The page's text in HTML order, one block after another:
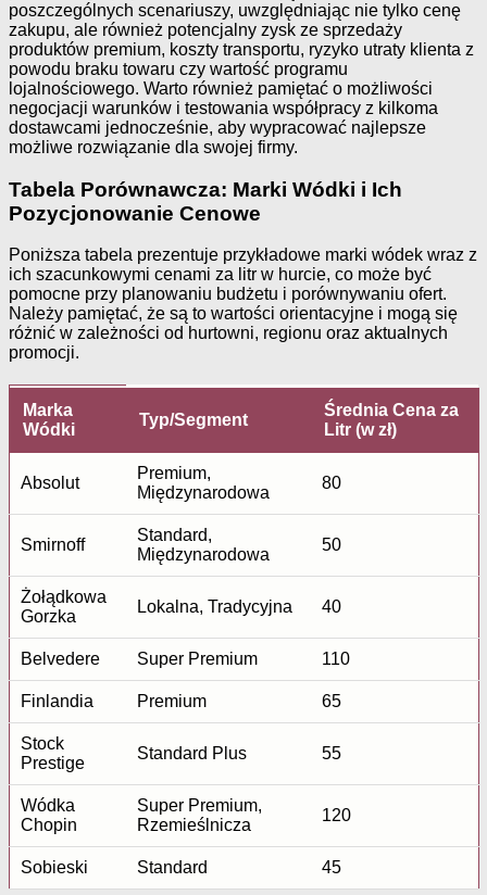
poszczególnych scenariuszy, uwzględniając nie tylko cenę
zakupu, ale również potencjalny zysk ze sprzedaży
produktów premium, koszty transportu, ryzyko utraty klienta z
powodu braku towaru czy wartość programu
lojalnościowego. Warto również pamiętać o możliwości
negocjacji warunków i testowania współpracy z kilkoma
dostawcami jednocześnie, aby wypracować najlepsze
możliwe rozwiązanie dla swojej firmy.
Tabela Porównawcza: Marki Wódki i Ich
Pozycjonowanie Cenowe
Poniższa tabela prezentuje przykładowe marki wódek wraz z
ich szacunkowymi cenami za litr w hurcie, co może być
pomocne przy planowaniu budżetu i porównywaniu ofert.
Należy pamiętać, że są to wartości orientacyjne i mogą się
różnić w zależności od hurtowni, regionu oraz aktualnych
promocji.
Marka
Wódki
Typ/Segment
Średnia Cena za
Litr (w zł)
Absolut
Premium,
Międzynarodowa
80
Smirnoff
Standard,
Międzynarodowa
50
Żołądkowa
Gorzka
Lokalna, Tradycyjna 40
Belvedere Super Premium 110
Finlandia Premium 65
Stock
Prestige
Standard Plus 55
Wódka
Chopin
Super Premium,
Rzemieślnicza
120
Sobieski Standard 45